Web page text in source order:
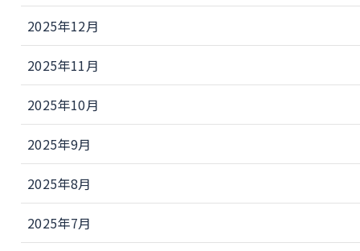
2025年12月
2025年11月
2025年10月
2025年9月
2025年8月
2025年7月